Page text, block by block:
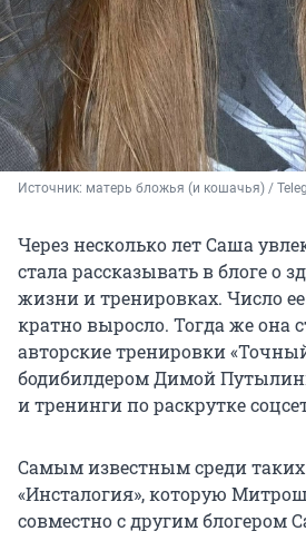
Источник: матерь бложья (и кошачья) /
Через несколько лет Саша
стала рассказывать в блоге о
жизни и тренировках. Число
кратно выросло. Тогда же она
авторские тренировки
бодибилдером Димой
и тренинги по раскрутке
Самым известным среди
«Инсталогия», которую
совместно с другим блогером